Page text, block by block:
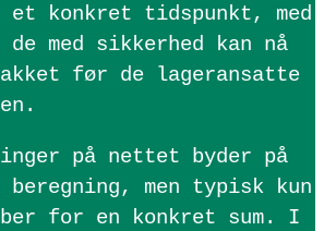
konkret tidspunkt, med
med sikkerhed kan nå
før de lageransatte
på nettet byder på
beregning, men typisk kun
for en konkret sum. I